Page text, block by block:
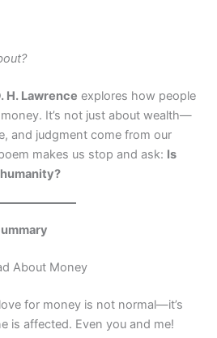
H. Lawrence explores how people
It’s not just about wealth—
and judgment come from our
makes us stop and ask: Is
About Money
for money is not normal—it’s
is affected. Even you and me!